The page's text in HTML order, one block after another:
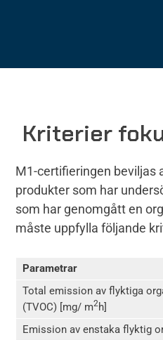
Kriterier
M1-certifieringen beviljas
produkter som har
som har genomgått en
måste uppfylla följande
Parametrar
Total emission av flyktiga
(TVOC) [mg/ m2h]
Emission av enstaka flyktig